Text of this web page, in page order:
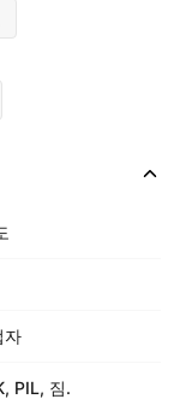
자
PIL, 짐.